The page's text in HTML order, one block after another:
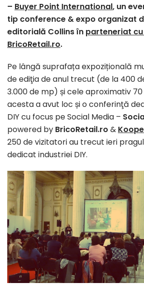
– Buyer Point International, un
tip conference & expo organizat
editorială Collins în parteneriat
BricoRetail.ro.
Pe lângă suprafața expozițională
de ediţia de anul trecut (de la 400
3.000 de mp) și cele aproximativ
acesta a avut loc și o conferinţă
DIY cu focus pe Social Media –
powered by BricoRetail.ro &
250 de vizitatori au trecut ieri
dedicat industriei DIY.